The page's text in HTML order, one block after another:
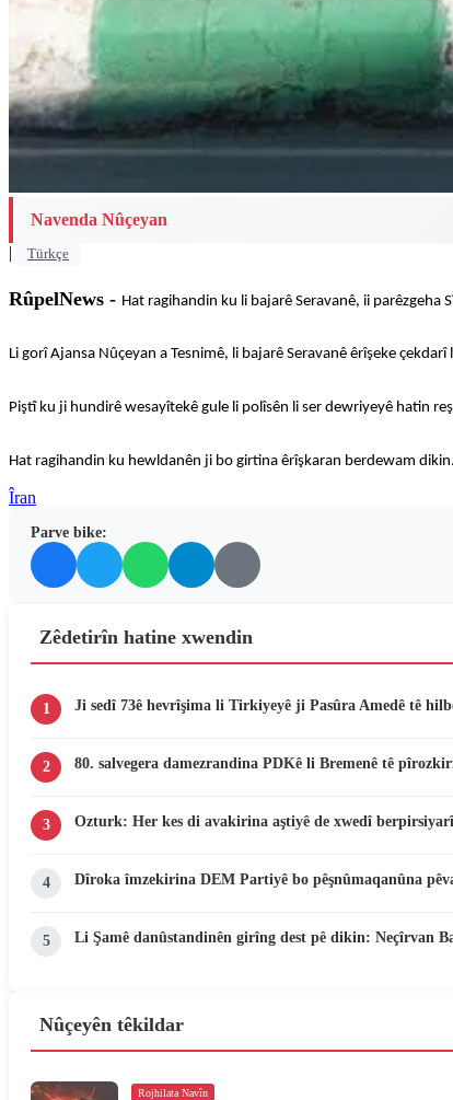
Navenda Nûçeyan
|
Türkçe
RûpelNews - Hat ragihandin ku li bajarê Seravanê, ii
Li gorî Ajansa Nûçeyan a Tesnimê, li bajarê Seravanê êrîşeke
Piştî ku ji hundirê wesayîtekê gule li polîsên li ser dewriyeyê hatin
Hat ragihandin ku hewldanên ji bo girtina êrîşkaran berdewam dikin.
Îran
Parve bike:
Zêdetirîn hatine xwendin
1 Ji sedî 73ê hevrîşima li Tirkiyeyê ji Pasûra Amedê tê
2 80. salvegera damezrandina PDKê li Bremenê tê
3 Ozturk: Her kes di avakirina aştiyê de xwedî
4 Dîroka îmzekirina DEM Partiyê bo pêşnûmaqanûna
5 Li Şamê danûstandinên girîng dest pê dikin: Neçîrvan
Nûçeyên têkildar
Rojhilata Navîn